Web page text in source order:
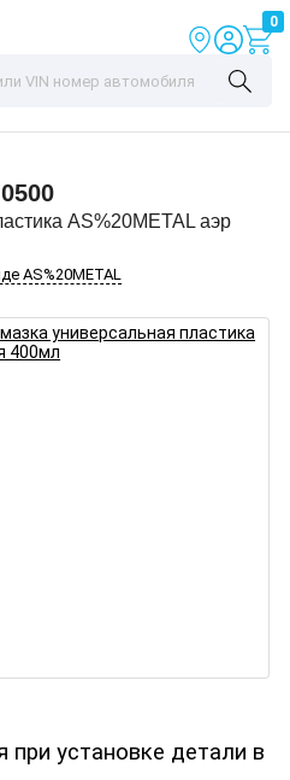
0
AS%20METAL аэр
AS%20METAL
при установке детали в